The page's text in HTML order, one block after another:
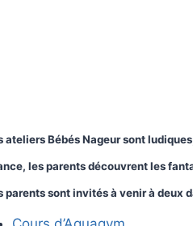
ateliers Bébés Nageursont
les parents découvrent les
parents sont invités à venir à deux